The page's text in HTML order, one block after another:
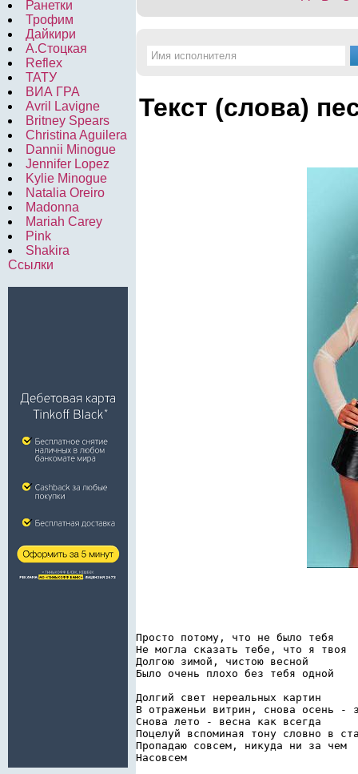
Ранетки
Трофим
Дайкири
А.Стоцкая
Reflex
ТАТУ
ВИА ГРА
Avril Lavigne
Britney Spears
Christina Aguilera
Dannii Minogue
Jennifer Lopez
Kylie Minogue
Natalia Oreiro
Madonna
Mariah Carey
Pink
Shakira
Ссылки
Текст (слова)
Просто потому, что не было тебя
Не могла сказать тебе, что я твоя
Долгою зимой, чистою весной
Было очень плохо без тебя одной
Долгий свет нереальных картин
В отраженьи витрин, снова осень -
Снова лето - весна как всегда
Поцелуй вспоминая тону словно в
Пропадаю совсем, никуда ни за чем
Насовсем